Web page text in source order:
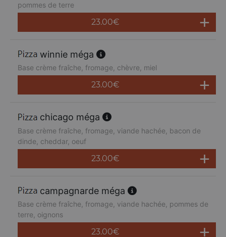
pommes de terre
23.00€
winnie méga
Base crème fraîche, fromage, chèvre, miel
23.00€
chicago méga
Base crème fraîche, fromage, viande hachée, bacon de
dinde, cheddar, oeuf
23.00€
campagnarde méga
Base crème fraîche, fromage, viande hachée, pommes de
terre, oignons
23.00€